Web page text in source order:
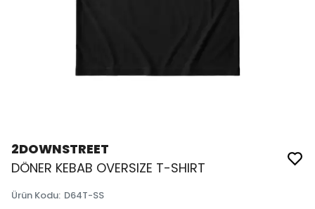
2DOWNSTREET
DÖNER KEBAB OVERSIZE T-SHIRT
Ürün Kodu: D64T-SS